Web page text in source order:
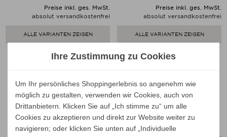
Preise inkl. ges. MwSt.
absolut versandkostenfrei
ALLE VARIANTEN ZEIGEN
Preise inkl. ges. MwSt.
absolut versandkostenfrei
ALLE VARIANTEN ZEIGEN
Emu TERRAMARE Sessel
Verkaufspreis
ab 1.919,00 €
Preis
1.727,10 €
Ihr Spar-Preis
Emu TAMI Lounge-Sessel
Verkaufspreis
ab 3.438,00 €
Preis
3.094,20 €
Ihre Zustimmung zu Cookies
Um Ihr persönliches Shoppingerlebnis so angenehm wie
möglich zu gestalten, verwenden wir Cookies, auch von
Drittanbietern. Klicken Sie auf „Ich stimme zu“ um alle
Cookies zu akzeptieren und direkt zur Website weiter zu
navigieren; oder klicken Sie unten auf „Individuelle